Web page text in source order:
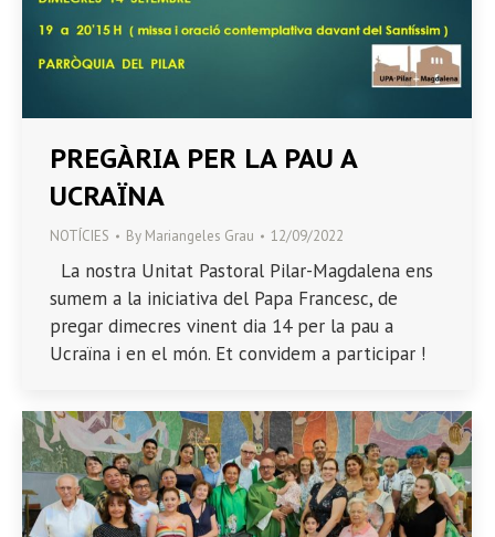
PREGÀRIA PER LA PAU A
UCRAÏNA
NOTÍCIES By Mariangeles Grau 12/09/2022
La nostra Unitat Pastoral Pilar-Magdalena ens
sumem a la iniciativa del Papa Francesc, de
pregar dimecres vinent dia 14 per la pau a
Ucraïna i en el món. Et convidem a participar !